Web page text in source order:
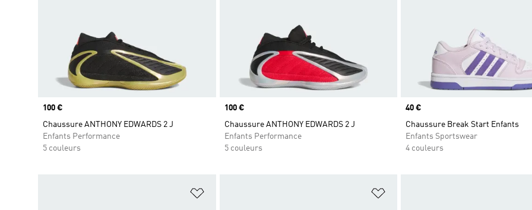
Prix
100 €
Chaussure ANTHONY EDWARDS 2 J
Enfants Performance
5 couleurs
Prix
100 €
Chaussure ANTHONY EDWARDS 2 J
Enfants Performance
5 couleurs
Prix
40 €
Chaussure Break Start Enfants
Enfants Sportswear
4 couleurs